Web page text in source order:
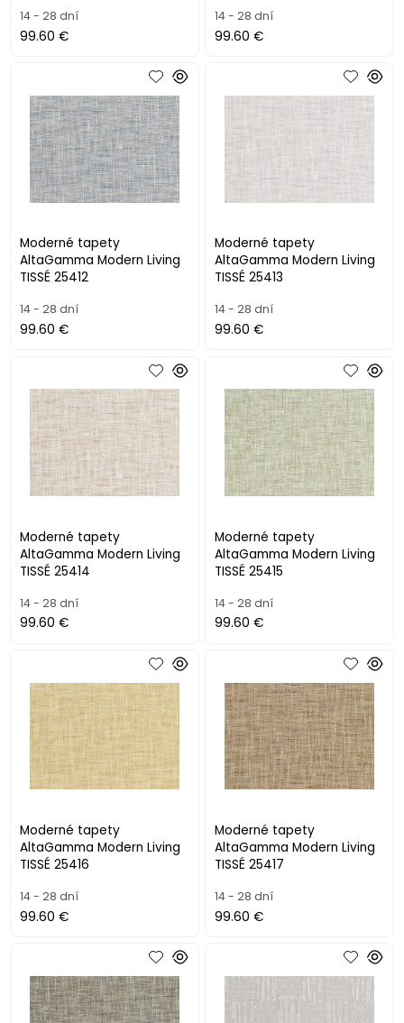
14 - 28 dní
99.60 €
14 - 28 dní
99.60 €
Moderné tapety
AltaGamma Modern Living
TISSÉ 25412
14 - 28 dní
99.60 €
Moderné tapety
AltaGamma Modern Living
TISSÉ 25413
14 - 28 dní
99.60 €
Moderné tapety
AltaGamma Modern Living
TISSÉ 25414
14 - 28 dní
99.60 €
Moderné tapety
AltaGamma Modern Living
TISSÉ 25415
14 - 28 dní
99.60 €
Moderné tapety
AltaGamma Modern Living
TISSÉ 25416
14 - 28 dní
99.60 €
Moderné tapety
AltaGamma Modern Living
TISSÉ 25417
14 - 28 dní
99.60 €